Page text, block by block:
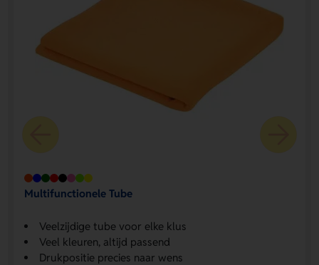
Multifunctionele Tube
Veelzijdige tube voor elke klus
Veel kleuren, altijd passend
Drukpositie precies naar wens